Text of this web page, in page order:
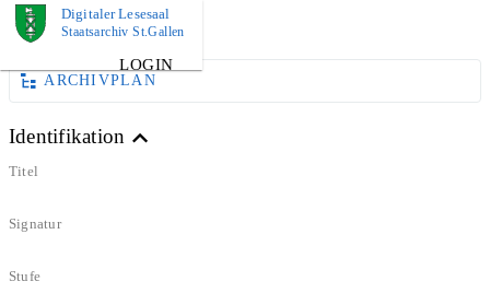
Digitaler Lesesaal
Staatsarchiv St.Gallen
LOGIN
DOKUMENT
ARCHIVPLAN
Identifikation
Titel
Signatur
Stufe